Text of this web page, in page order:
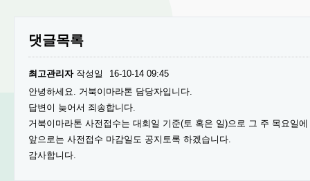
댓글목록
최고관리자작성일
16-10-14 09:45
안녕하세요. 거북이마라톤 담당자입니다.
답변이 늦어서 죄송합니다.
거북이마라톤 사전접수는 대회일 기준(토 혹은 일)으로 그 주 목요일
앞으로는 사전접수 마감일도 공지토록 하겠습니다.
감사합니다.